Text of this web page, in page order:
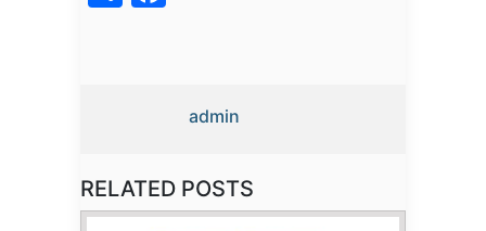
admin
RELATED POSTS